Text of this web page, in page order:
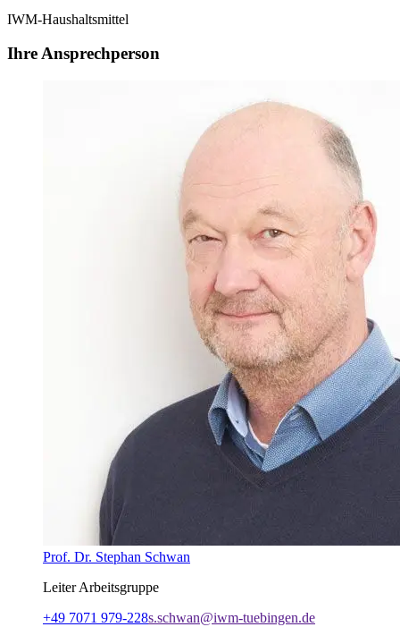
IWM-Haushaltsmittel
Ihre Ansprechperson
Prof. Dr. Stephan Schwan
Leiter Arbeitsgruppe
+49 7071 979-228s.schwan@iwm-tuebingen.de